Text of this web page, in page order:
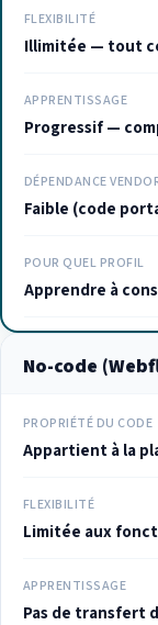
FLEXIBILITÉ
Illimitée — tout
APPRENTISSAGE
Progressif —
DÉPENDANCE
Faible (code
POUR QUEL PROFIL
Apprendre à
No-code
PROPRIÉTÉ DU CODE
Appartient à la
FLEXIBILITÉ
Limitée aux
APPRENTISSAGE
Pas de transfert